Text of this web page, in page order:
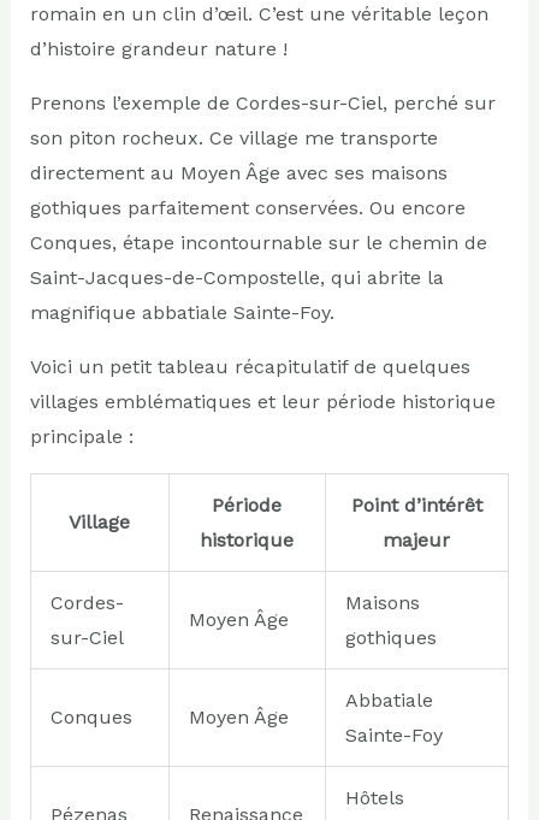
romain en un clin d’œil. C’est une véritable leçon
d’histoire grandeur nature !
Prenons l’exemple de Cordes-sur-Ciel, perché sur
son piton rocheux. Ce village me transporte
directement au Moyen Âge avec ses maisons
gothiques parfaitement conservées. Ou encore
Conques, étape incontournable sur le chemin de
Saint-Jacques-de-Compostelle, qui abrite la
magnifique abbatiale Sainte-Foy.
Voici un petit tableau récapitulatif de quelques
villages emblématiques et leur période historique
principale :
Village
Période
historique
Point d’intérêt
majeur
Cordes-
sur-Ciel
Moyen Âge
Maisons
gothiques
Conques Moyen Âge
Abbatiale
Sainte-Foy
Pézenas Renaissance
Hôtels